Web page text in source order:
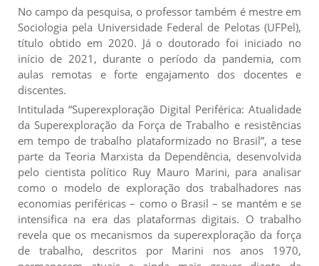
No campo da pesquisa, o professor também é mestre em
Sociologia pela Universidade Federal de Pelotas (UFPel),
título obtido em 2020. Já o doutorado foi iniciado no
início de 2021, durante o período da pandemia, com
aulas remotas e forte engajamento dos docentes e
discentes.
Intitulada “Superexploração Digital Periférica: Atualidade
da Superexploração da Força de Trabalho e resistências
em tempo de trabalho plataformizado no Brasil”, a tese
parte da Teoria Marxista da Dependência, desenvolvida
pelo cientista político Ruy Mauro Marini, para analisar
como o modelo de exploração dos trabalhadores nas
economias periféricas – como o Brasil – se mantém e se
intensifica na era das plataformas digitais. O trabalho
revela que os mecanismos da superexploração da força
de trabalho, descritos por Marini nos anos 1970,